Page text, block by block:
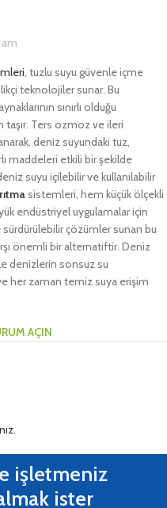
, tuzlu suyu güvenle içme
teknolojiler sunar. Bu
sınırlı olduğu
Ters ozmoz ve ileri
deniz suyundaki tuz,
maddeleri etkili bir şekilde
suyu içilebilir ve kullanılabilir
sistemleri, hem küçük ölçekli
endüstriyel uygulamalar için
çözümler sunan bu
önemli bir alternatiftir. Deniz
denizlerin sonsuz su
her zaman temiz suya erişim
AÇIN
.
işletmeniz
ister